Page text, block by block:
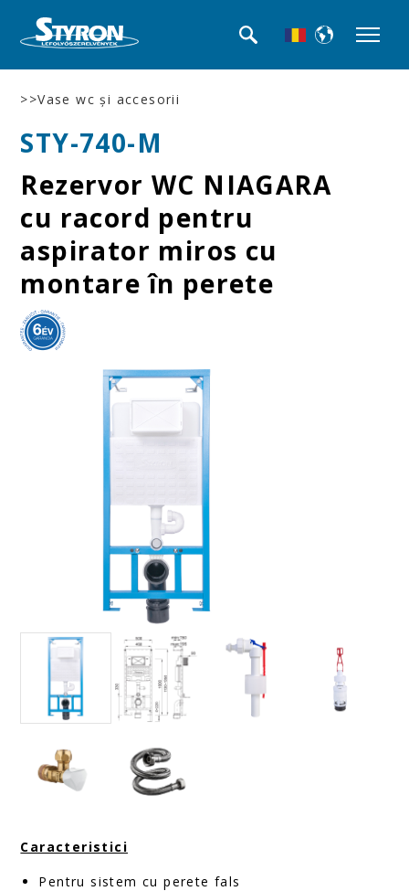
>>Vase wc şi accesorii
STY-740-M
Rezervor WC NIAGARA
cu racord pentru
aspirator miros cu
montare în perete
Caracteristici
Pentru sistem cu perete fals